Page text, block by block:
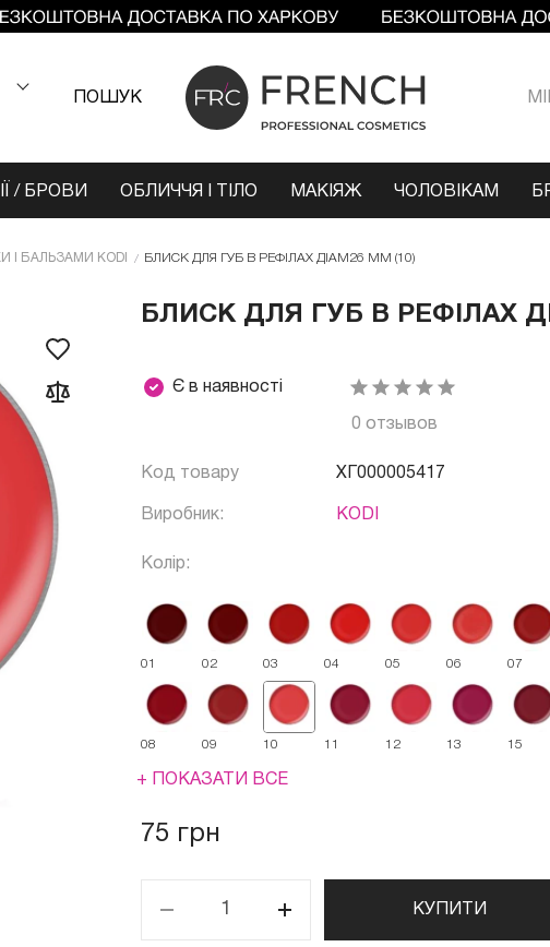
ПОШУК
/ БРОВИ ОБЛИЧЧЯ І ТІЛО МАКІЯЖ ЧОЛОВІКАМ
І БАЛЬЗАМИ KODI БЛИСК ДЛЯ ГУБ В РЕФІЛАХ ДІАМ26 ММ (10)
БЛИСК ДЛЯ ГУБ В РЕФІЛАХ
Є в наявності
0 отзывов
Код товару ХГ000005417
Виробник: KODI
Колір:
01 02 03 04 05 06 07
08 09 10 11 12 13 15
+ ПОКАЗАТИ ВСЕ
75 грн
КУПИТИ